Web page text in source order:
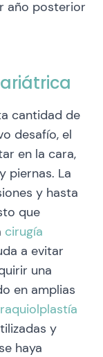
año posterior
cantidad de
desafío, el
en la cara,
piernas. La
y hasta
que
cirugía
a evitar
una
en amplias
y
haya